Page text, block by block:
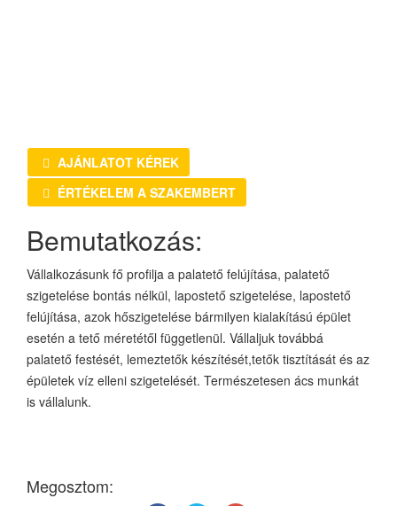
AJÁNLATOT KÉREK
ÉRTÉKELEM A SZAKEMBERT
Bemutatkozás:
Vállalkozásunk fő profilja a palatető felújítása, palatető
szigetelése bontás nélkül, lapostető szigetelése, lapostető
felújítása, azok hőszigetelése bármilyen kialakítású épület
esetén a tető méretétől függetlenül. Vállaljuk továbbá
palatető festését, lemeztetők készítését,tetők tisztítását és az
épületek víz elleni szigetelését. Természetesen ács munkát
is vállalunk.
Megosztom: